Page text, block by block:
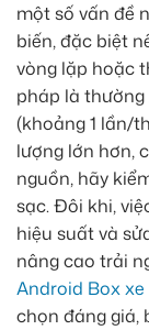
một số vấn đề
biến, đặc biệt
vòng lặp hoặc
pháp là
(khoảng 1 lần/
lượng lớn hơn,
nguồn, hãy
sạc. Đôi khi,
hiệu suất và
nâng cao trải
Android Box
chọn đáng giá,